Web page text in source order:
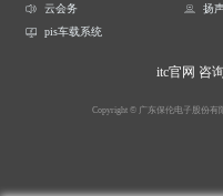
云会务
扬
pis车载系统
itc官网 咨
Copyright © 广东保伦电子股份有